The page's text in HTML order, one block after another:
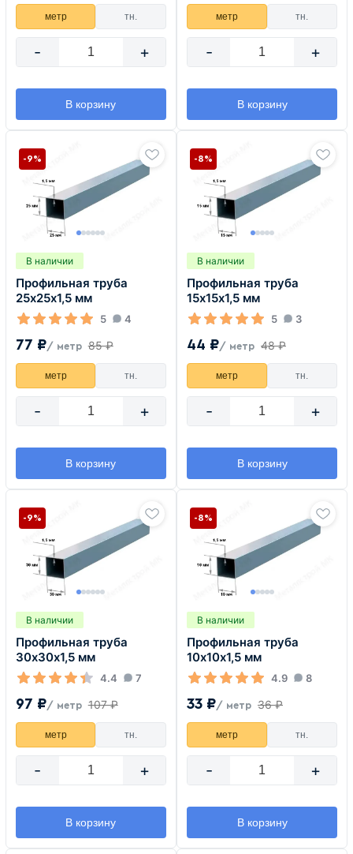
метр тн.
- +
В корзину
метр тн.
- +
В корзину
В наличии
Профильная труба
25х25х1,5 мм
5 4
77 ₽/ метр 85 ₽
-9%
метр тн.
- +
В корзину
В наличии
Профильная труба
15х15х1,5 мм
5 3
44 ₽/ метр 48 ₽
-8%
метр тн.
- +
В корзину
В наличии
Профильная труба
30х30х1,5 мм
4.4 7
97 ₽/ метр 107 ₽
-9%
метр тн.
- +
В корзину
В наличии
Профильная труба
10х10х1,5 мм
4.9 8
33 ₽/ метр 36 ₽
-8%
метр тн.
- +
В корзину